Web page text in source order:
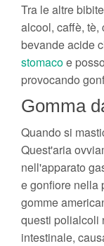
Tra le altre
alcool, caffè, tè,
bevande acide
stomacoe
provocando
Gomma
Quando si
Quest'aria
nell'apparato
e gonfiore nella
gomme
questi polialcoli
intestinale,